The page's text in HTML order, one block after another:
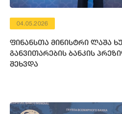
04.05.2026
ფინანსთა მინისტრი ლაშა
განვითარების ბანკის
შეხვდა